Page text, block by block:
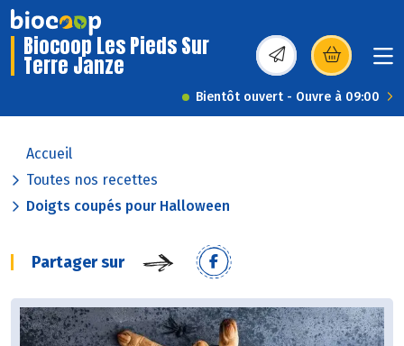
Biocoop Les Pieds Sur
Terre Janze (s’ouvre dans une
Bientôt ouvert - Ouvre à 09:00
Accueil
Toutes nos recettes
Doigts coupés pour Halloween
Partager sur